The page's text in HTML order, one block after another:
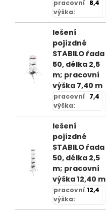
pracovní
výška:
8,4
lešení
pojízdné
STABILO řada
50, délka 2,5
m; pracovní
výška 7,40 m
pracovní
výška:
7,4
lešení
pojízdné
STABILO řada
50, délka 2,5
m; pracovní
výška 12,40 m
pracovní
výška:
12,4